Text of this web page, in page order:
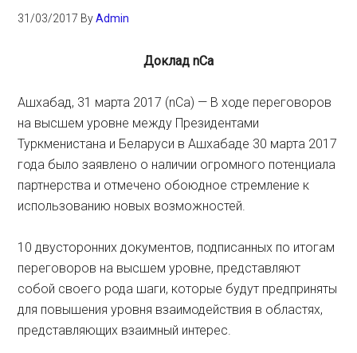
31/03/2017 ByAdmin
Доклад nCa
Ашхабад, 31 марта 2017 (nCa) — В ходе переговоров
на высшем уровне между Президентами
Туркменистана и Беларуси в Ашхабаде 30 марта 2017
года было заявлено о наличии огромного потенциала
партнерства и отмечено обоюдное стремление к
использованию новых возможностей.
10 двусторонних документов, подписанных по итогам
переговоров на высшем уровне, представляют
собой своего рода шаги, которые будут предприняты
для повышения уровня взаимодействия в областях,
представляющих взаимный интерес.